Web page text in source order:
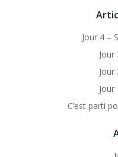
Jour 4 –
C’est parti